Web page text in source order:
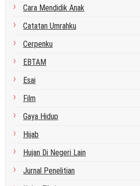
Cara Mendidik Anak
Catatan Umrahku
Cerpenku
EBTAM
Esai
Film
Gaya Hidup
Hijab
Hujan Di Negeri Lain
Jurnal Penelitian